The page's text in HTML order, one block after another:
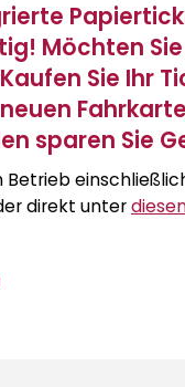
Möchten
Sie Ihr
sparen Sie
direkt unter